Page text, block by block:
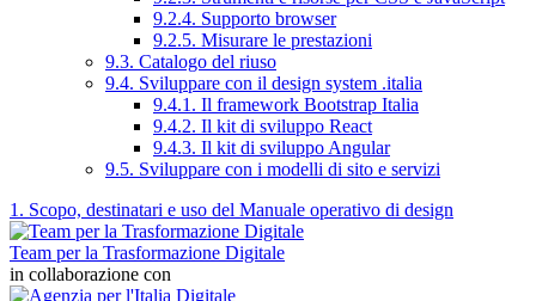
9.2.4. Supporto browser
9.2.5. Misurare le prestazioni
9.3. Catalogo del riuso
9.4. Sviluppare con il design system .italia
9.4.1. Il framework Bootstrap Italia
9.4.2. Il kit di sviluppo React
9.4.3. Il kit di sviluppo Angular
9.5. Sviluppare con i modelli di sito e servizi
1. Scopo, destinatari e uso del Manuale operativo di design
Team per la Trasformazione Digitale
in collaborazione con